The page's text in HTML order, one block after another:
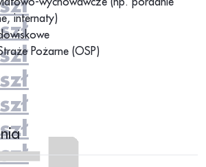
internaty)
Pożarne (OSP)